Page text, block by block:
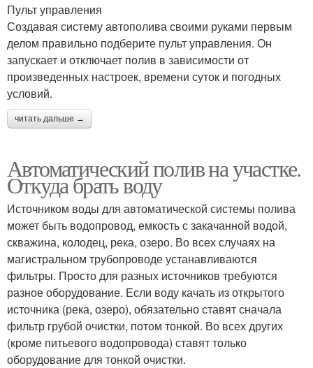
Пульт управления
Создавая систему автополива своими руками первым
делом правильно подберите пульт управления. Он
запускает и отключает полив в зависимости от
произведенных настроек, времени суток и погодных
условий.
читать дальше →
Автоматический полив на участке.
Откуда брать воду
Источником воды для автоматической системы полива
может быть водопровод, емкость с закачанной водой,
скважина, колодец, река, озеро. Во всех случаях на
магистральном трубопроводе устанавливаются
фильтры. Просто для разных источников требуются
разное оборудование. Если воду качать из открытого
источника (река, озеро), обязательно ставят сначала
фильтр грубой очистки, потом тонкой. Во всех других
(кроме питьевого водопровода) ставят только
оборудование для тонкой очистки.